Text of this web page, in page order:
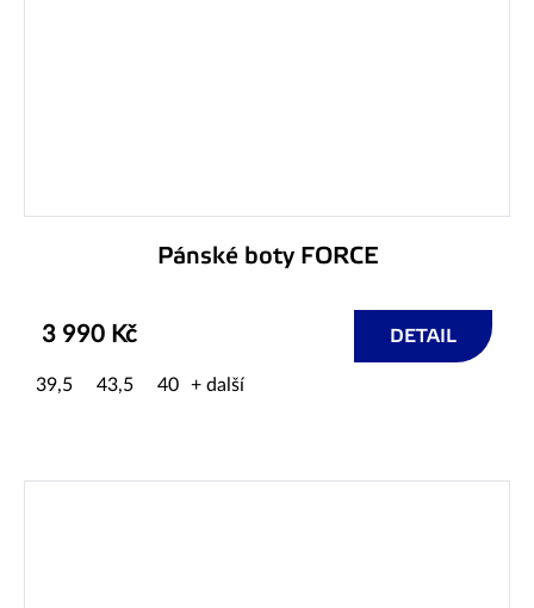
Pánské boty FORCE
3 990 Kč DETAIL
39,5 43,5 40 + další